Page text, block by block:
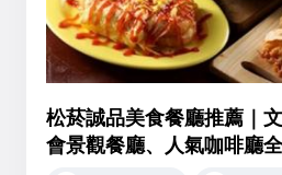
松菸誠品美食餐廳推薦｜
會景觀餐廳、人氣咖啡廳